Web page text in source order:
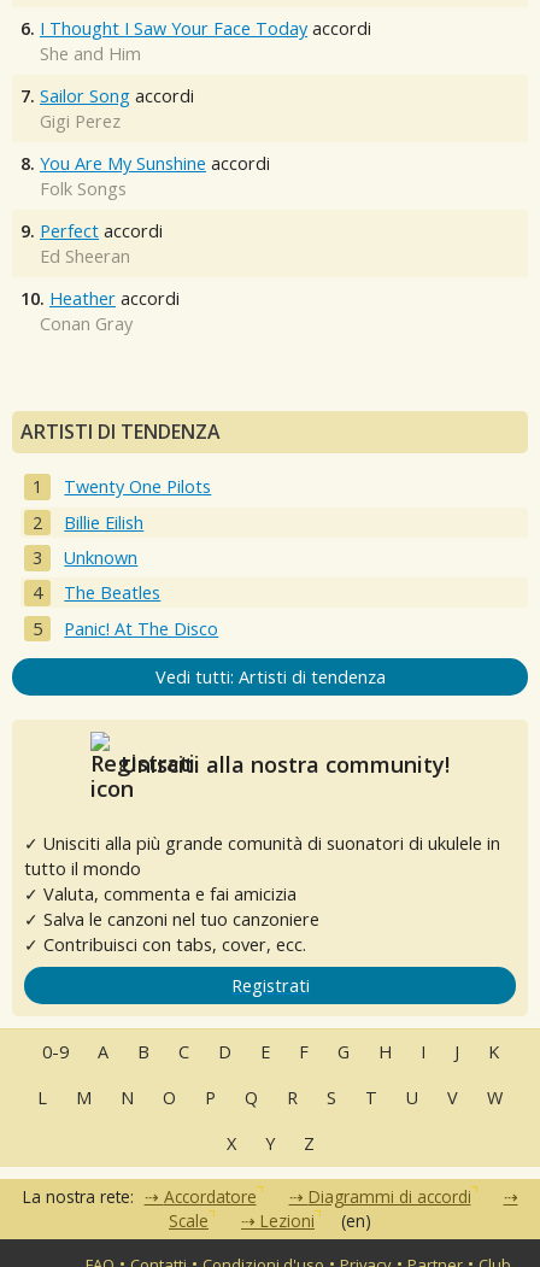
6. I Thought I Saw Your Face Today accordi
She and Him
7. Sailor Song accordi
Gigi Perez
8. You Are My Sunshine accordi
Folk Songs
9. Perfect accordi
Ed Sheeran
10. Heather accordi
Conan Gray
ARTISTI DI TENDENZA
Twenty One Pilots
Billie Eilish
Unknown
The Beatles
Panic! At The Disco
Vedi tutti: Artisti di tendenza
Unisciti alla nostra community!
✓ Unisciti alla più grande comunità di suonatori di ukulele in
tutto il mondo
✓ Valuta, commenta e fai amicizia
✓ Salva le canzoni nel tuo canzoniere
✓ Contribuisci con tabs, cover, ecc.
Registrati
0-9 A B C D E F G H I J
K
L
M N O P Q R S T U V
W
X
Y Z
La nostra rete: Accordatore
Diagrammi di accordi
Scale
Lezioni (en)